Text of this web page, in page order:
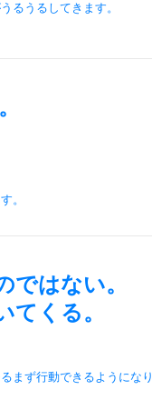
るうるしてきます。
。
ではない。
てくる。
まず行動できるようになり